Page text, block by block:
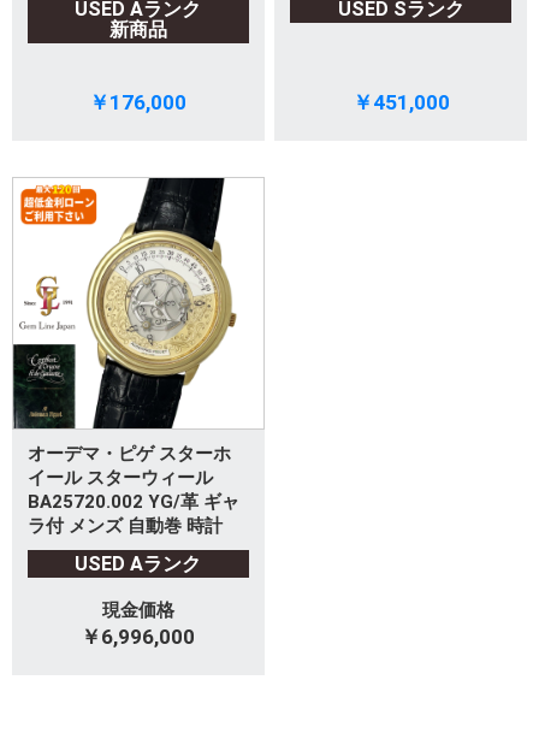
USED Aランク
新商品
￥176,000
USED Sランク
￥451,000
オーデマ・ピゲ スターホ
イール スターウィール
BA25720.002 YG/革 ギャ
ラ付 メンズ 自動巻 時計
USED Aランク
現金価格
￥6,996,000